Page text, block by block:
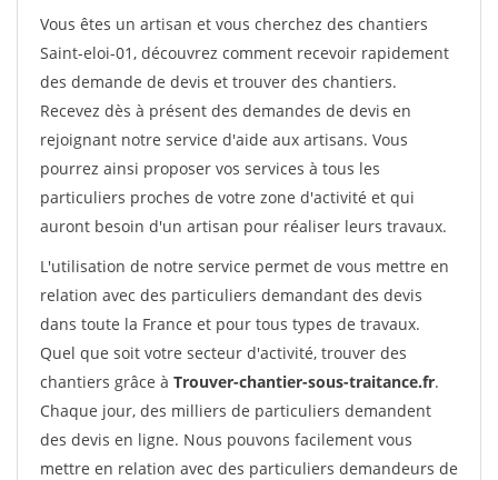
Vous êtes un artisan et vous cherchez des chantiers
Saint-eloi-01, découvrez comment recevoir rapidement
des demande de devis et trouver des chantiers.
Recevez dès à présent des demandes de devis en
rejoignant notre service d'aide aux artisans. Vous
pourrez ainsi proposer vos services à tous les
particuliers proches de votre zone d'activité et qui
auront besoin d'un artisan pour réaliser leurs travaux.
L'utilisation de notre service permet de vous mettre en
relation avec des particuliers demandant des devis
dans toute la France et pour tous types de travaux.
Quel que soit votre secteur d'activité, trouver des
chantiers grâce à Trouver-chantier-sous-traitance.fr.
Chaque jour, des milliers de particuliers demandent
des devis en ligne. Nous pouvons facilement vous
mettre en relation avec des particuliers demandeurs de